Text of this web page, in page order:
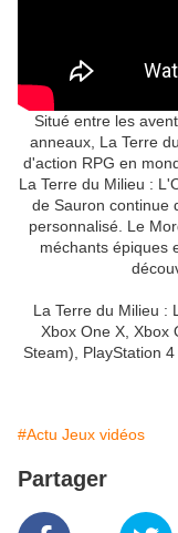
Situé entre les
anneaux, La Terre
d'action RPG en
La Terre du Milieu :
de Sauron continue
personnalisé. Le
méchants épiques
La Terre du Milieu :
Xbox One X, Xbox
Steam), PlayStation
#Actu Jeux vidéos
Partager